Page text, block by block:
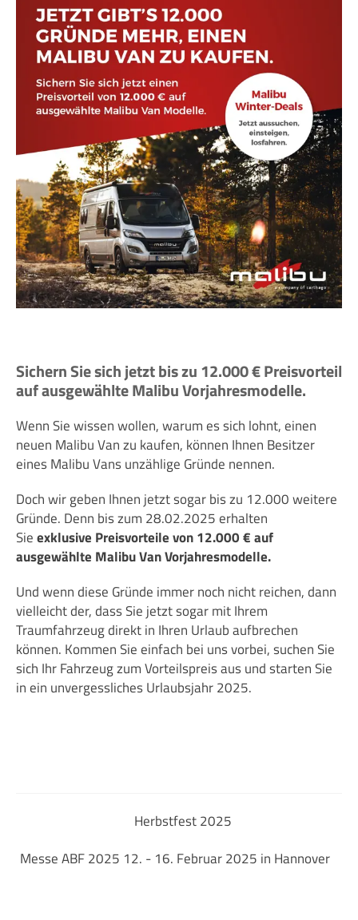
Sichern Sie sich jetzt bis zu 12.000 € Preisvorteil
auf ausgewählte Malibu Vorjahresmodelle.
Wenn Sie wissen wollen, warum es sich lohnt, einen
neuen Malibu Van zu kaufen, können Ihnen Besitzer
eines Malibu Vans unzählige Gründe nennen.
Doch wir geben Ihnen jetzt sogar bis zu 12.000 weitere
Gründe. Denn bis zum 28.02.2025 erhalten
Sieexklusive Preisvorteile von 12.000 € auf
ausgewählte MalibuVan Vorjahresmodelle.
Und wenn diese Gründe immer noch nicht reichen, dann
vielleicht der, dass Sie jetzt sogar mit Ihrem
Traumfahrzeug direkt in Ihren Urlaub aufbrechen
können. Kommen Sie einfach bei uns vorbei, suchen Sie
sich Ihr Fahrzeug zum Vorteilspreis aus und starten Sie
in ein unvergessliches Urlaubsjahr 2025.
Herbstfest 2025
Messe ABF 2025 12. - 16. Februar 2025 in Hannover